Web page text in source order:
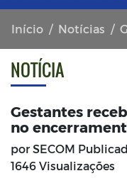
Início Notícias
NOTÍCIA
Gestantes
no
por SECOM
1646 Visualizações